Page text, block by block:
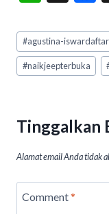
at
s
A
p
e
b
o
k
Post
Tags:
#agustina-
#naikjeepterbuka
Tinggalkan
Alamat email Anda tidak
Comment*